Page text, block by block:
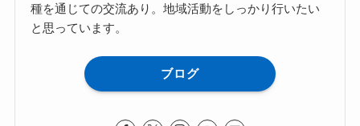
種を通じての交流あり。地域活動をしっかり行いたい
と思っています。
ブログ